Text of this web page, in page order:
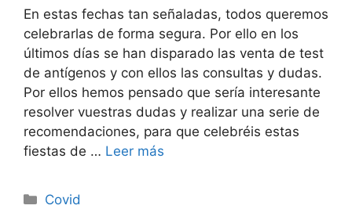
En estas fechas tan señaladas, todos queremos
celebrarlas de forma segura. Por ello en los
últimos días se han disparado las venta de test
de antígenos y con ellos las consultas y dudas.
Por ellos hemos pensado que sería interesante
resolver vuestras dudas y realizar una serie de
recomendaciones, para que celebréis estas
fiestas de … Leer más
Categorías
Covid